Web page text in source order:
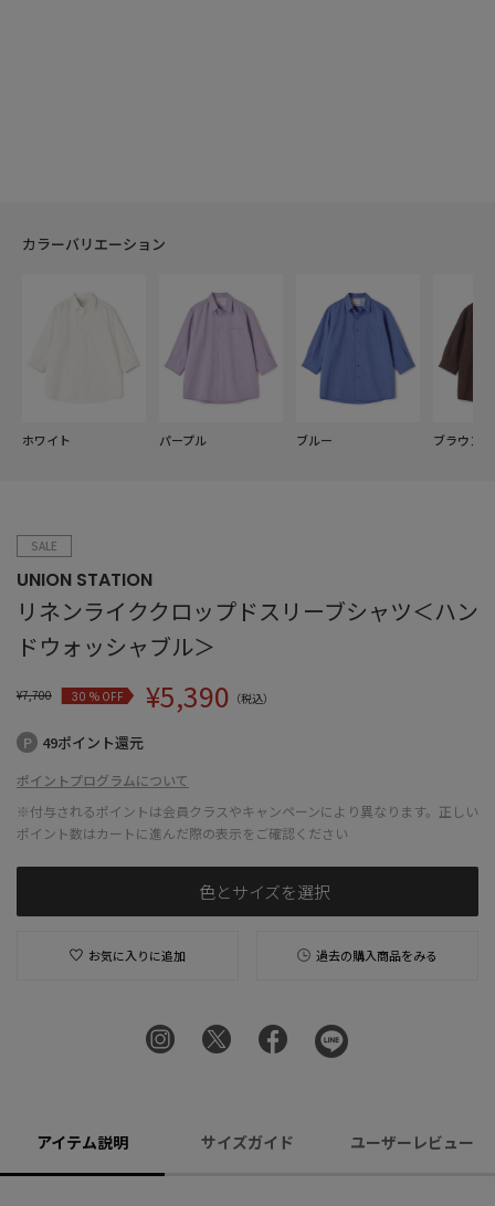
カラーバリエーション
ホワイト パープル ブルー ブラウン
SALE
UNION STATION
リネンライククロップドスリーブシャツ＜ハン
ドウォッシャブル＞
¥7,700 30 % OFF ¥5,390 （税込）
49ポイント還元
ポイントプログラムについて
※付与されるポイントは会員クラスやキャンペーンにより異なります。正しい
ポイント数はカートに進んだ際の表示をご確認ください
色とサイズを選択
お気に入りに追加 過去の購入商品をみる
アイテム説明 サイズガイド ユーザーレビュー